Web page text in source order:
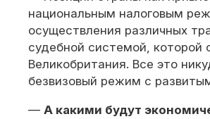
национальным налоговым
осуществления различных
судебной системой, которой
Великобритания. Все это
безвизовый режим с
— А какими будут